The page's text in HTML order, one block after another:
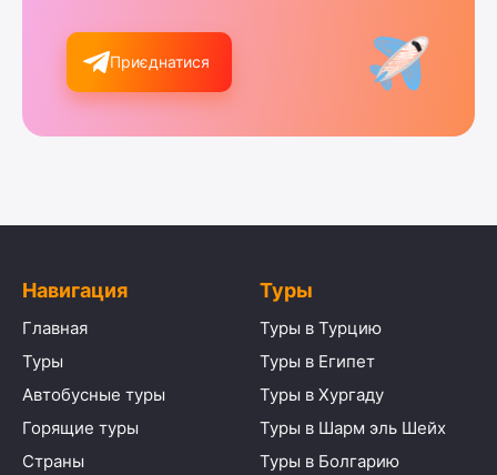
Приєднатися
Навигация
Главная
Туры
Автобусные туры
Горящие туры
Страны
Туры
Туры в Турцию
Туры в Египет
Туры в Хургаду
Туры в Шарм эль Шейх
Туры в Болгарию